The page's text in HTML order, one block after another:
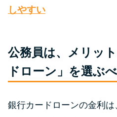
の対処法
申し込み
しやすい
公務員は、メリッ
ドローン」を選ぶ
銀行カードローンの金利